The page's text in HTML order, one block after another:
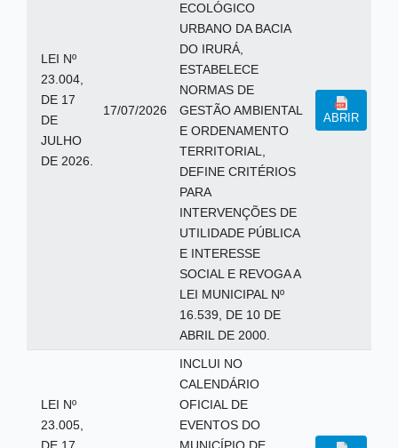
LEI Nº
23.004,
DE 17
DE
JULHO
DE 2026.
17/07/2026
ECOLÓGICO
URBANO DA BACIA
DO IRURÁ,
ESTABELECE
NORMAS DE
GESTÃO AMBIENTAL
E ORDENAMENTO
TERRITORIAL,
DEFINE CRITÉRIOS
PARA
INTERVENÇÕES DE
UTILIDADE PÚBLICA
E INTERESSE
SOCIAL E REVOGA A
LEI MUNICIPAL Nº
16.539, DE 10 DE
ABRIL DE 2000.
ABRIR
LEI Nº
23.005,
INCLUI NO
CALENDÁRIO
OFICIAL DE
EVENTOS DO